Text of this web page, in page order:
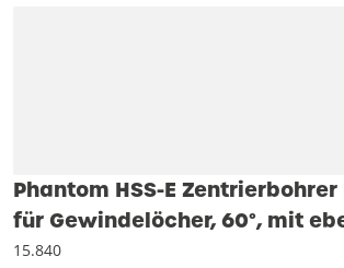
Phantom HSS-E Zentrierbohrer
für Gewindelöcher, 60°, mit
15.840